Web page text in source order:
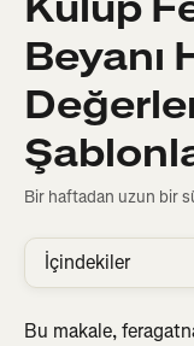
Beyanı
Bir haftadan uzun bir
İçindekiler
Bu makale,